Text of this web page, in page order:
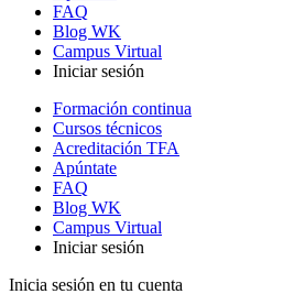
FAQ
Blog WK
Campus Virtual
Iniciar sesión
Formación continua
Cursos técnicos
Acreditación TFA
Apúntate
FAQ
Blog WK
Campus Virtual
Iniciar sesión
Inicia sesión en tu cuenta